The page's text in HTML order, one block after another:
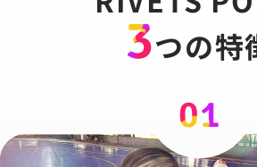
content/themes/rivets-
Warning: Trying to access
array offset on value of
test2/
wp/
Warning
array
null in
3つの特
01